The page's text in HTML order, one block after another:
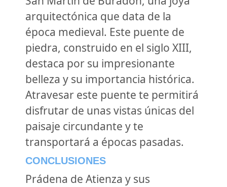
arquitectónica que data de la
época medieval. Este puente de
piedra, construido en el siglo XIII,
destaca por su impresionante
belleza y su importancia histórica.
Atravesar este puente te permitirá
disfrutar de unas vistas únicas del
paisaje circundante y te
transportará a épocas pasadas.
CONCLUSIONES
Prádena de Atienza y sus